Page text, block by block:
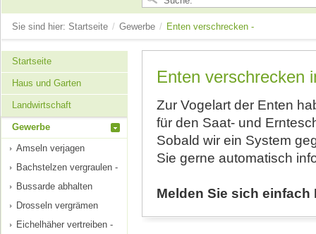
Sie sind hier: Startseite / Gewerbe / Enten verschrecken -
Startseite
Haus und Garten
Landwirtschaft
Gewerbe
Amseln verjagen
Bachstelzen vergraulen -
Bussarde abhalten
Drosseln vergrämen
Eichelhäher vertreiben -
Enten verschrecken
Zur Vogelart der Enten
für den Saat- und
Sobald wir ein System
Sie gerne automatisch
Melden Sie sich einfach